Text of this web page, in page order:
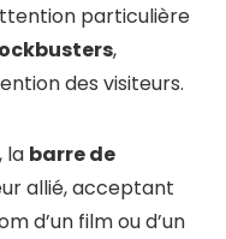
particulière
,
des visiteurs.
la barre de
allié, acceptant
d’un film ou d’un